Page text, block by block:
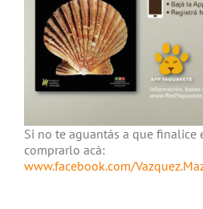
Si no te aguantás a que finalice
comprarlo acá:
www.facebook.com/